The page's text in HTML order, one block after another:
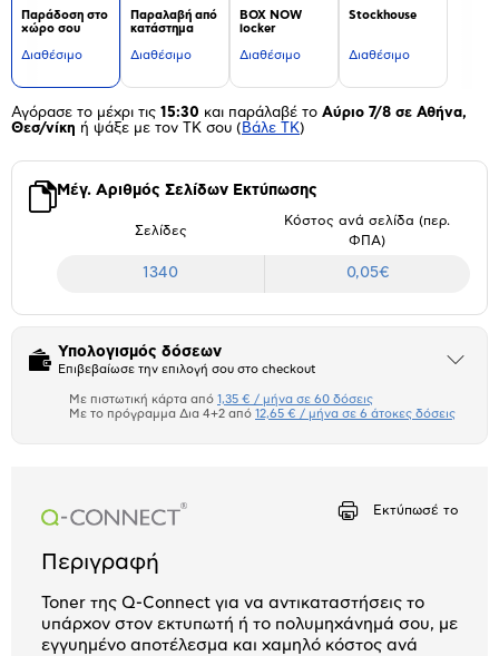
Παράδοση στο
χώρο σου
Διαθέσιμο
Παραλαβή από
κατάστημα
Διαθέσιμο
BOX NOW
locker
Διαθέσιμο
Stockhouse
Διαθέσιμο
Αγόρασε το μέχρι τις 15:30 και παράλαβέ το Αύριο 7/8 σε Αθήνα,
Θεσ/νίκη ή ψάξε με τον ΤΚ σου ( Βάλε ΤΚ)
Μέγ. Αριθμός Σελίδων Εκτύπωσης
Σελίδες
Κόστος ανά σελίδα (περ.
ΦΠΑ)
1340 0,05€
Υπολογισμός δόσεων
Επιβεβαίωσε την επιλογή σου στο checkout
Άνοιξε
Πιστωτική κάρτα
Με πιστωτική κάρτα από 1,35 € / μήνα σε 60 δόσεις
Με το πρόγραμμα Δια 4+2 από 12,65 € / μήνα σε 6 άτοκες δόσεις
Εκτύπωσέ το
Περιγραφή
Toner της Q-Connect για να αντικαταστήσεις το
υπάρχον στον εκτυπωτή ή το πολυμηχάνημά σου, με
εγγυημένο αποτέλεσμα και χαμηλό κόστος ανά